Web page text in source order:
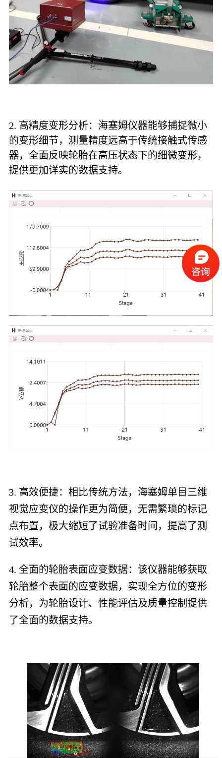
2. 高精度变形分析：海塞姆仪器能够捕捉微小
的变形细节，测量精度远高于传统接触式传感
器，全面反映轮胎在高压状态下的细微变形，
提供更加详实的数据支持。
3. 高效便捷：相比传统方法，海塞姆单目三维
视觉应变仪的操作更为简便，无需繁琐的标记
点布置，极大缩短了试验准备时间，提高了测
试效率。
4. 全面的轮胎表面应变数据：该仪器能够获取
轮胎整个表面的应变数据，实现全方位的变形
分析，为轮胎设计、性能评估及质量控制提供
了全面的数据支持。